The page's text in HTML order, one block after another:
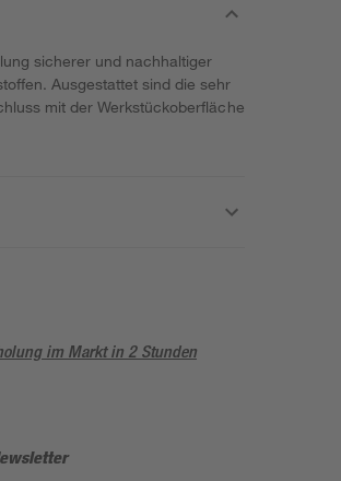
sicherer und nachhaltiger
Ausgestattet sind die sehr
mit der Werkstückoberfläche
im Markt in 2 Stunden